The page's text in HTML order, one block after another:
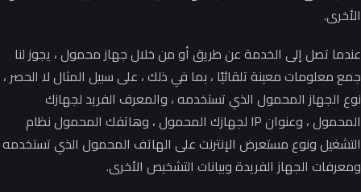
الأخرى.
عندما تصل إلى الخدمة عن طريق أو من خلال جهاز محمول ، يجوز لنا
جمع معلومات معينة تلقائيًا ، بما في ذلك ، على سبيل المثال لا الحصر ،
نوع الجهاز المحمول الذي تستخدمه ، والمعرف الفريد لجهازك
المحمول ، وعنوان IP لجهازك المحمول ، وهاتفك المحمول نظام
التشغيل ونوع مستعرض الإنترنت على الهاتف المحمول الذي تستخدمه
ومعرفات الجهاز الفريدة وبيانات التشخيص الأخرى.